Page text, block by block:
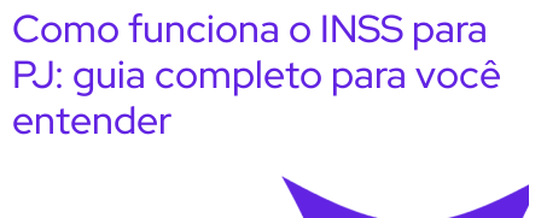
Como funciona o INSS para
PJ: guia completo para você
entender